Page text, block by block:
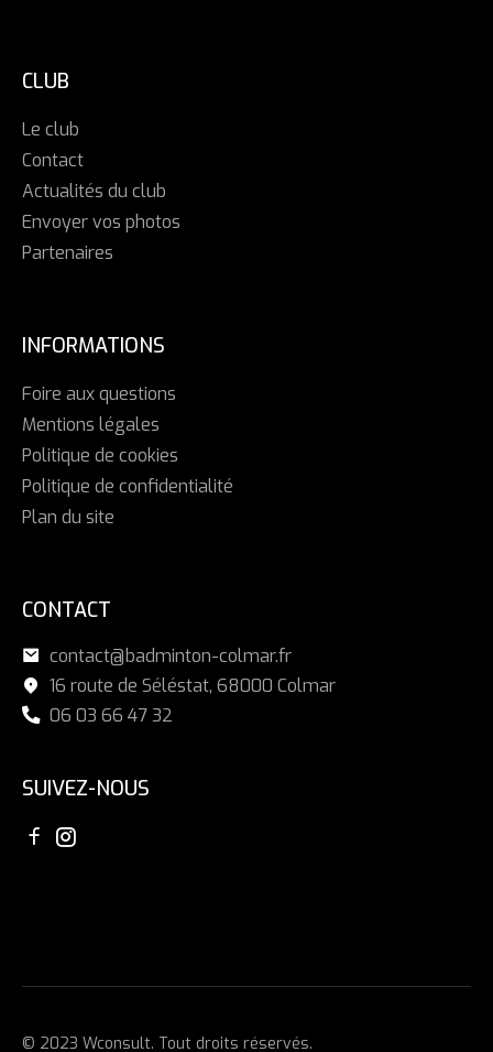
CLUB
Le club
Contact
Actualités du club
Envoyer vos photos
Partenaires
INFORMATIONS
Foire aux questions
Mentions légales
Politique de cookies
Politique de confidentialité
Plan du site
CONTACT
contact@badminton-colmar.fr
16 route de Séléstat, 68000 Colmar
06 03 66 47 32
SUIVEZ-NOUS
© 2023 Wconsult. Tout droits réservés.